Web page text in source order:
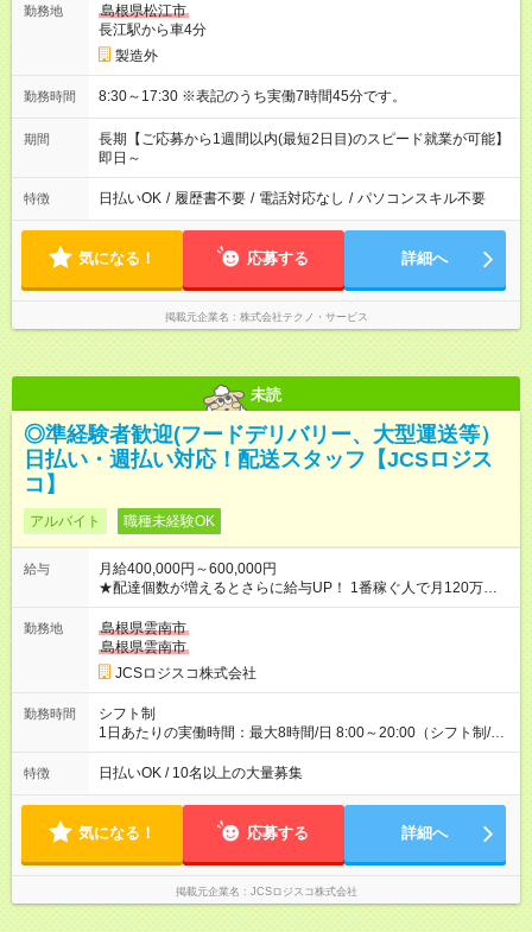
勤務地
島根県松江市
長江駅から車4分
製造外
勤務時間 8:30～17:30 ※表記のうち実働7時間45分です。
期間
長期【ご応募から1週間以内(最短2日目)のスピード就業が可能】
即日～
特徴 日払いOK / 履歴書不要 / 電話対応なし / パソコンスキル不要
気になる！ 応募する 詳細へ
掲載元企業名 株式会社テクノ・サービス
未読
◎準経験者歓迎(フードデリバリー、大型運送等）
日払い・週払い対応！配送スタッフ【JCSロジス
コ】
アルバイト 職種未経験OK
給与
月給400,000円～600,000円
★配達個数が増えるとさらに給与UP！ 1番稼ぐ人で月120万ほ
ど！ ・主要都市エリア 月収55万円／週5日稼働 月収65万~112
万円／週6日稼働 ・地方郊外エリア 月収40万円／週5日稼働 月
収40万円~50万円／週6日稼働 ＜モデルイメージ＞ ■月収50万
円 (27歳男性/江東区在住)※元建築関係 1日150個配達×25日勤務
(日休み) ■月収80万円(43歳男性/墨田区在住)※元営業 1日200個
勤務地
島根県雲南市
島根県雲南市
JCSロジスコ株式会社
勤務時間
シフト制
1日あたりの実働時間：最大8時間/日 8:00～20:00（シフト制/実
働8時間） ※週5日勤務（場所次第では週4も有り） ※配達状況に
よって時間外での勤務可能性有り ※案件により多少の前後あり
特徴 日払いOK / 10名以上の大量募集
気になる！ 応募する 詳細へ
掲載元企業名 JCSロジスコ株式会社